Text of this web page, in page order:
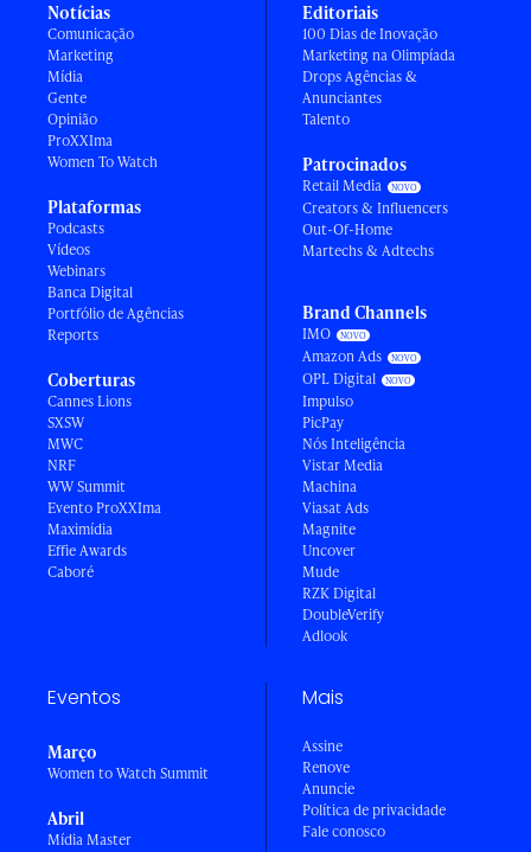
Notícias
Comunicação
Marketing
Mídia
Gente
Opinião
ProXXIma
Women To Watch
Plataformas
Podcasts
Vídeos
Webinars
Banca Digital
Portfólio de Agências
Reports
Coberturas
Cannes Lions
SXSW
MWC
NRF
WW Summit
Evento ProXXIma
Maximídia
Effie Awards
Caboré
Editoriais
100 Dias de Inovação
Marketing na Olimpíada
Drops Agências &
Anunciantes
Talento
Patrocinados
Retail Media
Creators & Influencers
Out-Of-Home
Martechs & Adtechs
Brand Channels
IMO
Amazon Ads
OPL Digital
Impulso
PicPay
Nós Inteligência
Vistar Media
Machina
Viasat Ads
Magnite
Uncover
Mude
RZK Digital
DoubleVerify
Adlook
Eventos
Março
Women to Watch Summit
Abril
Mídia Master
Mais
Assine
Renove
Anuncie
Política de privacidade
Fale conosco